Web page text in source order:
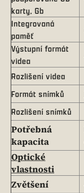
karty, Gb
Integrovaná
paměť
Výstupní formát
videa
Rozlišení videa
Formát snímků
Rozlišení snímků
Potřebná
kapacita
Optické
vlastnosti
Zvětšení